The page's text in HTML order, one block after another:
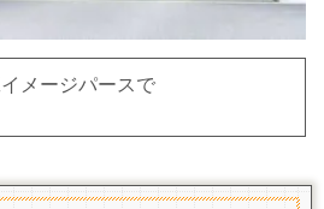
メージパースで
。